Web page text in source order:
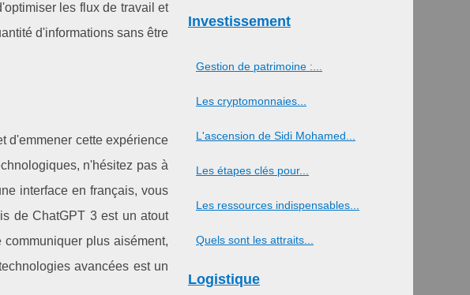
les flux de travail et
d'informations sans être
d'emmener cette expérience
n'hésitez pas à
interface en français, vous
de ChatGPT 3 est un atout
plus aisément,
avancées est un
Investissement
Gestion de patrimoine :...
Les cryptomonnaies...
L'ascension de Sidi Mohamed...
Les étapes clés pour...
Les ressources indispensables...
Quels sont les attraits...
Logistique